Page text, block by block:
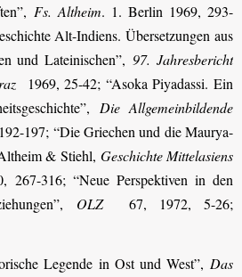
Fs. Altheim. 1. Berlin 1969, 293-
Alt-Indiens. Übersetzungen aus
und Lateinischen”, 97. Jahresbericht
1969, 25-42; “Asoka Piyadassi. Ein
Die Allgemeinbildende
197; “Die Griechen und die Maurya-
& Stiehl, Geschichte Mittelasiens
267-316; “Neue Perspektiven in den
OLZ
67, 1972, 5-26;
Legende in Ost und West”, Das